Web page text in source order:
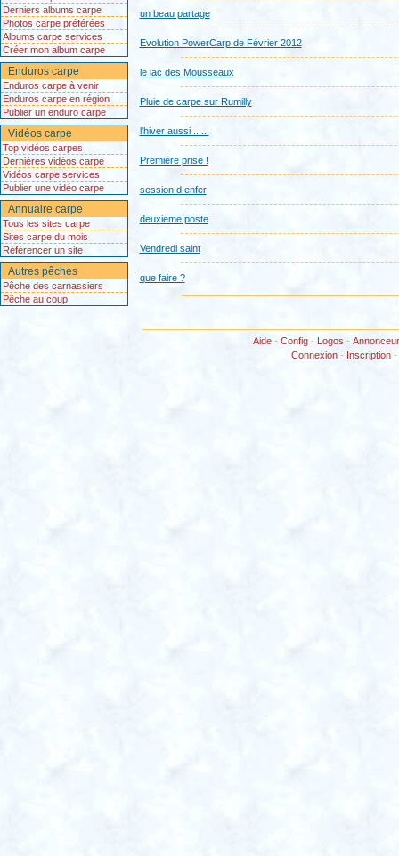
Derniers albums carpe
Photos carpe préférées
Albums carpe services
Créer mon album carpe
Enduros carpe
Enduros carpe à venir
Enduros carpe en région
Publier un enduro carpe
Vidéos carpe
Top vidéos carpes
Dernières vidéos carpe
Vidéos carpe services
Publier une vidéo carpe
Annuaire carpe
Tous les sites carpe
Sites carpe du mois
Référencer un site
Autres pêches
Pêche des carnassiers
Pêche au coup
un beau partage
Evolution PowerCarp de Février 2012
le lac des Mousseaux
Pluie de carpe sur Rumilly
l'hiver aussi ......
Première prise !
session d enfer
deuxieme poste
Vendredi saint
que faire ?
Aide- Config- Logos -
Connexion - Inscription -